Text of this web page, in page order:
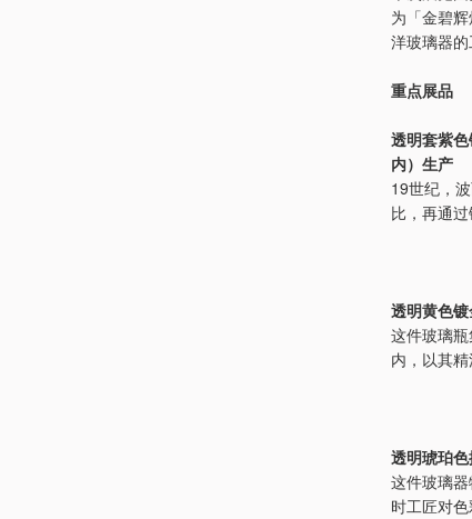
为「金碧
洋玻璃器的
重点展品
透明套紫
内）生产
19世纪，
比，再通
透明黄色
这件玻璃
内，以其
透明琥珀
这件玻璃
时工匠对色